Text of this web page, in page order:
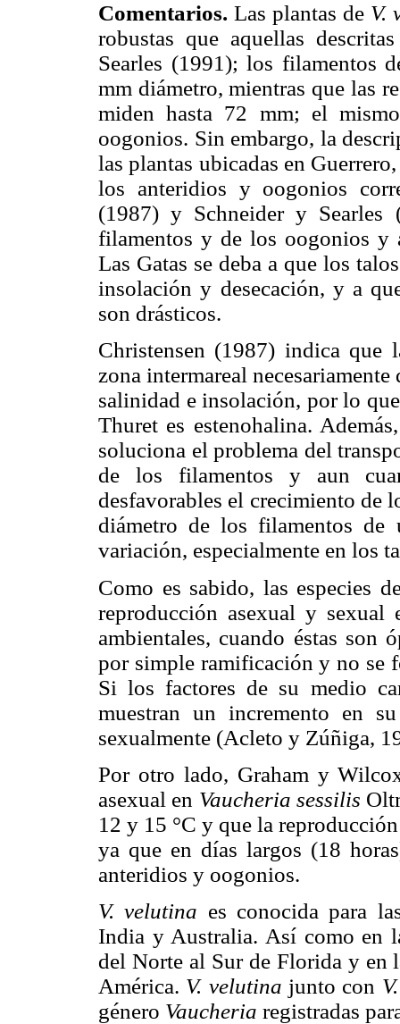
Comentarios. Las plantas de V.
robustas que aquellas
Searles (1991); los filamentos
mm diámetro, mientras que las
miden hasta 72 mm; el
oogonios. Sin embargo, la
las plantas ubicadas en
los anteridios y oogonios
(1987) y Schneider y Searles
filamentos y de los oogonios y
Las Gatas se deba a que los
insolación y desecación, y a
son drásticos.
Christensen (1987) indica que
zona intermareal
salinidad e insolación, por lo
Thuret es estenohalina.
soluciona el problema del
de los filamentos y aun
desfavorables el crecimiento de
diámetro de los filamentos de
variación, especialmente en los
Como es sabido, las especies
reproducción asexual y sexual
ambientales, cuando éstas son
por simple ramificación y no se
Si los factores de su medio
muestran un incremento en
sexualmente (Acleto y Zúñiga,
Por otro lado, Graham y
asexual en Vaucheria sessilis
12 y 15 °C y que la
ya que en días largos (18
anteridios y oogonios.
V. velutina es conocida para
India y Australia. Así como en
del Norte al Sur de Florida y en
América. V. velutina junto con
género Vaucheria registradas